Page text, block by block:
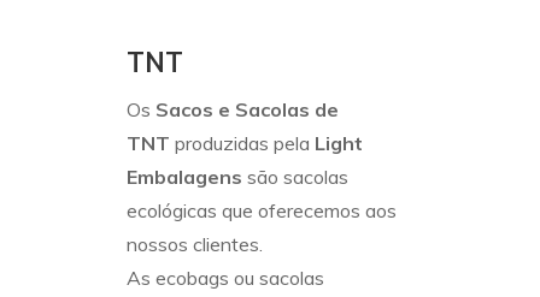
TNT
Os Sacos e Sacolas de
TNT produzidas pela Light
Embalagens são sacolas
ecológicas que oferecemos aos
nossos clientes.
As ecobags ou sacolas